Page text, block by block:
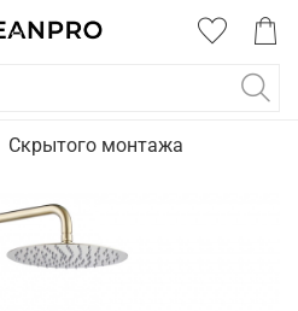
Скрытого монтажа